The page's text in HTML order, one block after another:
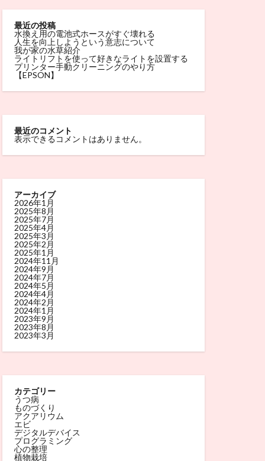
最近の投稿
水換え用の電池式ホースがすぐ壊れる
人生を向上しようという意志について
我が家の水草紹介
ライトリフトを使って好きなライトを設置する
プリンター手動クリーニングのやり方
【EPSON】
最近のコメント
表示できるコメントはありません。
アーカイブ
2026年1月
2025年8月
2025年7月
2025年4月
2025年3月
2025年2月
2025年1月
2024年11月
2024年9月
2024年7月
2024年5月
2024年4月
2024年2月
2024年1月
2023年9月
2023年8月
2023年3月
カテゴリー
うつ病
ものづくり
アクアリウム
エビ
デジタルデバイス
プログラミング
心の整理
植物栽培